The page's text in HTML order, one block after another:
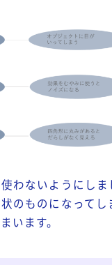
わないようにしま
のものになってし
います。